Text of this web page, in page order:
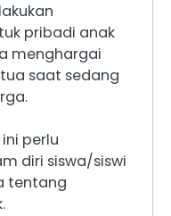
pribadi anak
menghargai
saat sedang
perlu
diri siswa/siswi
tentang